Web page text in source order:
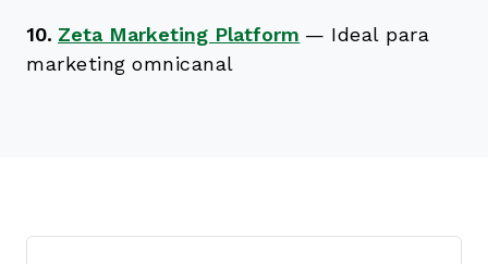
10. Zeta Marketing Platform — Ideal para
marketing omnicanal